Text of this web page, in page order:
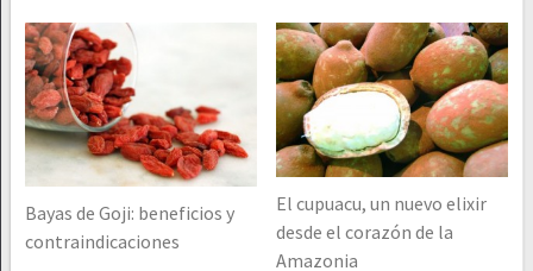
Bayas de Goji: beneficios y
contraindicaciones
El cupuacu, un nuevo elixir
desde el corazón de la
Amazonia